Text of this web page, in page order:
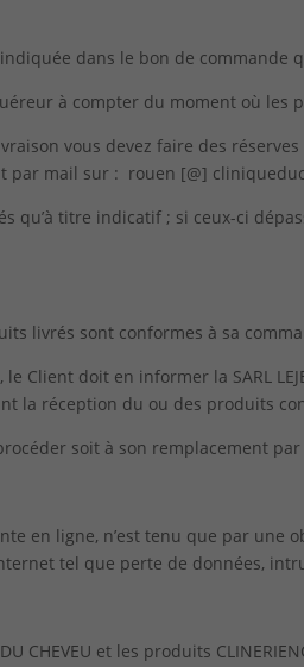
dans le bon de
à compter du moment où les
vous devez faire des
par mail sur : rouen [@]
qu’à titre indicatif ; si ceux-ci
livrés sont conformes à sa
Client doit en informer la SARL
la réception du ou des produits
soit à son remplacement
en ligne, n’est tenu que par
tel que perte de données,
CHEVEU et les produits